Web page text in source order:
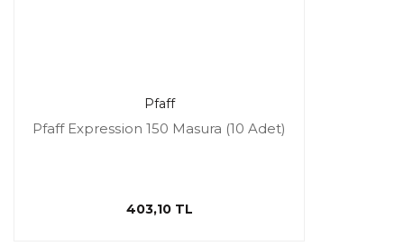
Pfaff
Pfaff Expression 150 Masura (10 Adet)
403,10 TL